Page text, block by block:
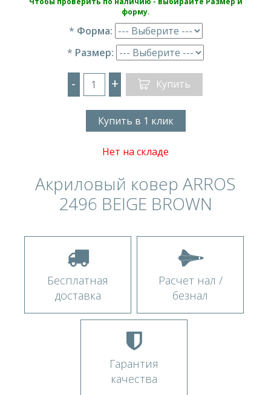
форму.
* Форма:
* Размер:
- + Купить
Купить в 1 клик
Нет на складе
Акриловый ковер ARROS
2496 BEIGE BROWN
Бесплатная
доставка
Расчет нал /
безнал
Гарантия
качества